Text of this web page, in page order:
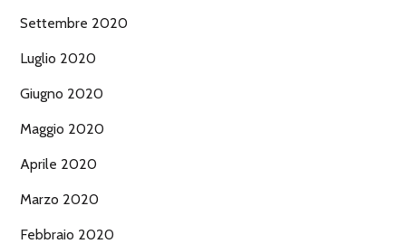
Settembre 2020
Luglio 2020
Giugno 2020
Maggio 2020
Aprile 2020
Marzo 2020
Febbraio 2020